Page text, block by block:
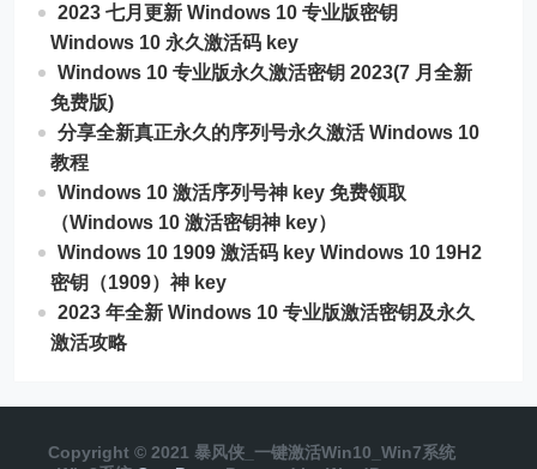
2023 七月更新 Windows 10 专业版密钥
Windows 10 永久激活码 key
Windows 10 专业版永久激活密钥 2023(7 月全新
免费版)
分享全新真正永久的序列号永久激活 Windows 10
教程
Windows 10 激活序列号神 key 免费领取
（Windows 10 激活密钥神 key）
Windows 10 1909 激活码 key Windows 10 19H2
密钥（1909）神 key
2023 年全新 Windows 10 专业版激活密钥及永久
激活攻略
Copyright © 2021 暴风侠_一键激活Win10_Win7系统